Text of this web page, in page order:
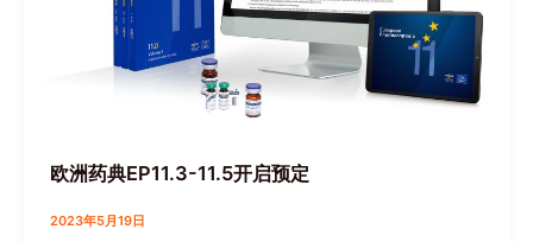
欧洲药典EP11.3-11.5开启预定
2023年5月19日